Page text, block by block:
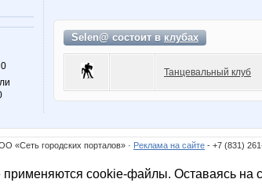
Selen@ состоит вклубах
Танцевальный клуб
«Сеть городских порталов» · Реклама на сайте - +7 (831)
cookie-файлы. Оставаясь на